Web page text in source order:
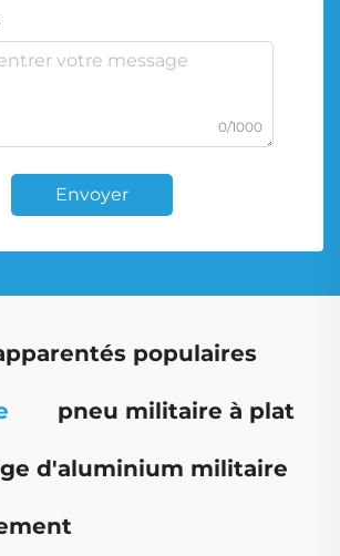
0/1000
Envoyer
populaires
pneu militaire à plat
d'aluminium militaire